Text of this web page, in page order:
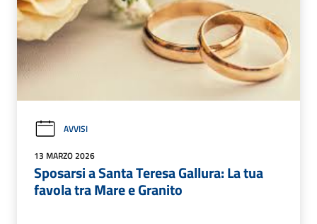
AVVISI
13 MARZO 2026
Sposarsi a Santa Teresa Gallura: La tua
favola tra Mare e Granito